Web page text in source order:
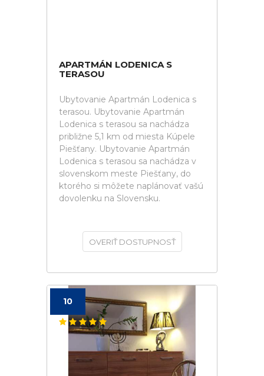
APARTMÁN LODENICA S
TERASOU
Ubytovanie Apartmán Lodenica s
terasou. Ubytovanie Apartmán
Lodenica s terasou sa nachádza
približne 5,1 km od miesta Kúpele
Piešťany. Ubytovanie Apartmán
Lodenica s terasou sa nachádza v
slovenskom meste Piešťany, do
ktorého si môžete naplánovať vašú
dovolenku na Slovensku.
OVERIŤ DOSTUPNOSŤ
10